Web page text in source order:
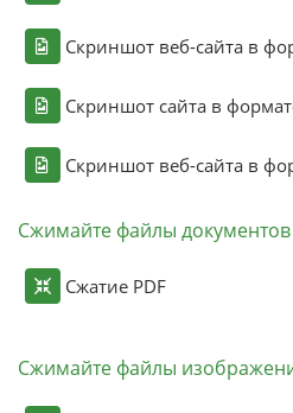
Скриншот веб-сайта в
Скриншот сайта в
Скриншот веб-сайта в
Сжимайте файлы документов
Сжатие PDF
Сжимайте файлы